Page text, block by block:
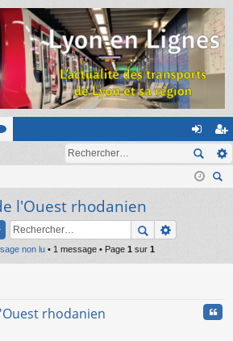
on
ne
ns
cri
l'Ouest rhodanien
non lu • 1 message • Page 1 sur 1
rhodanien